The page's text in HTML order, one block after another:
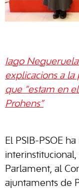
Iago
explicacions a
que “estam en
Prohens”
El PSIB-PSOE
Parlament, al
ajuntaments de